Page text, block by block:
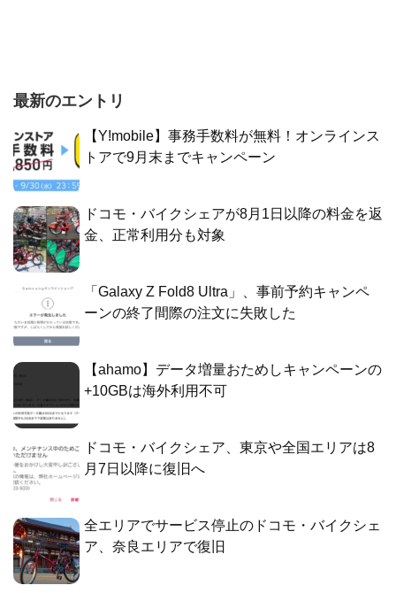
最新のエントリ
【Y!mobile】事務手数料が無料！オンラインス
トアで9月末までキャンペーン
ドコモ・バイクシェアが8月1日以降の料金を返
金、正常利用分も対象
「Galaxy Z Fold8 Ultra」、事前予約キャンペ
ーンの終了間際の注文に失敗した
【ahamo】データ増量おためしキャンペーンの
+10GBは海外利用不可
ドコモ・バイクシェア、東京や全国エリアは8
月7日以降に復旧へ
全エリアでサービス停止のドコモ・バイクシェ
ア、奈良エリアで復旧